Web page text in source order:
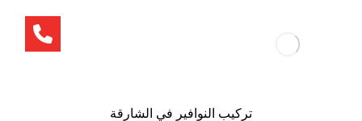
تركيب النوافير في الشارقة